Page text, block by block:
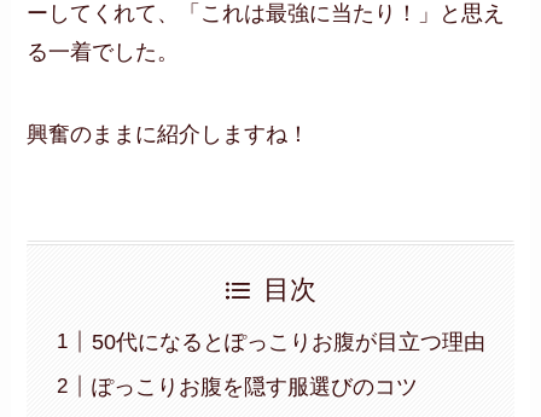
ーしてくれて、「これは最強に当たり！」と思え
る一着でした。
興奮のままに紹介しますね！
目次
50代になるとぽっこりお腹が目立つ理由
ぽっこりお腹を隠す服選びのコツ